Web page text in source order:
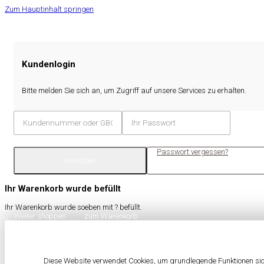
Zum Hauptinhalt springen
Kundenlogin
Bitte melden Sie sich an, um Zugriff auf unsere Services zu erhalten.
Passwort vergessen?
Ihr Warenkorb wurde befüllt
Ihr Warenkorb wurde soeben mit ? befüllt.
Weiter shoppen
zum Warenkorb
Diese Website verwendet Cookies, um grundlegende Funktionen